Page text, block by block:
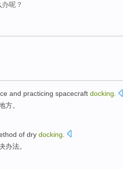
呢？
and practicing spacecraft docking
方。
of dry docking
办法。